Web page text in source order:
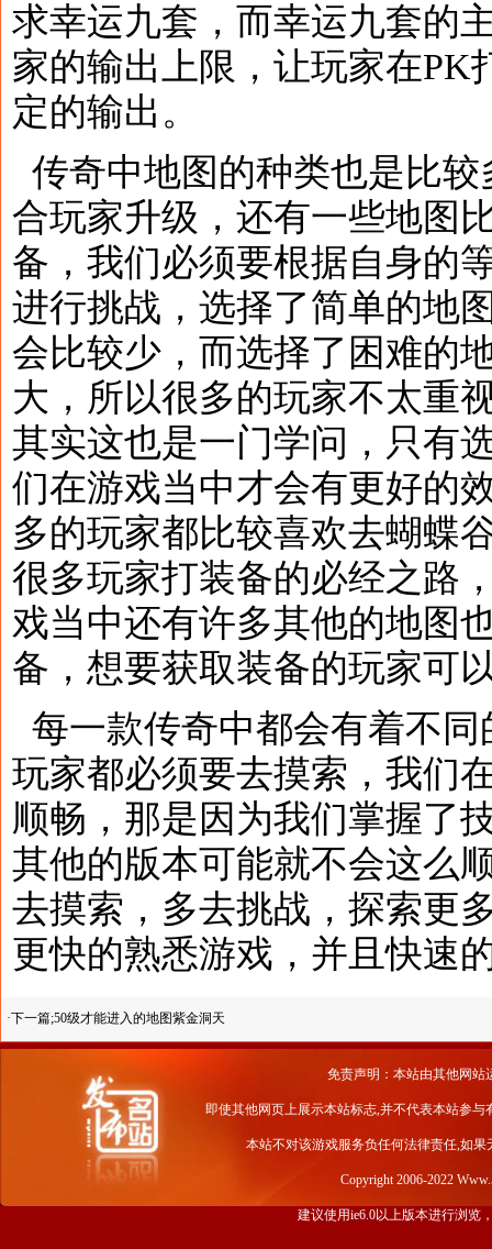
求幸运九套，而幸运九套的
家的输出上限，让玩家在PK
定的输出。
传奇中地图的种类也是比
合玩家升级，还有一些地图
备，我们必须要根据自身的
进行挑战，选择了简单的地
会比较少，而选择了困难的
大，所以很多的玩家不太重
其实这也是一门学问，只有
们在游戏当中才会有更好的
多的玩家都比较喜欢去蝴蝶
很多玩家打装备的必经之路
戏当中还有许多其他的地图
备，想要获取装备的玩家可
每一款传奇中都会有着不
玩家都必须要去摸索，我们
顺畅，那是因为我们掌握了
其他的版本可能就不会这么
去摸索，多去挑战，探索更
更快的熟悉游戏，并且快速
·下一篇;50级才能进入的地图紫金洞天
免责声明：本站由其他网站
即使其他网页上展示本站标志,并不代表本站参
本站不对该游戏服务负任何法律责任,如
Copyright 2006-2022
建议使用ie6.0以上版本进行浏览